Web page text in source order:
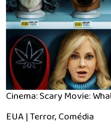
Cinema: Scary Movie:
EUA | Terror, Comédia